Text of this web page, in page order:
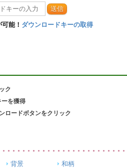
送信
能！ ダウンロードキーの取得
ク
ーを獲得
ロードボタンをクリック
背景
和柄